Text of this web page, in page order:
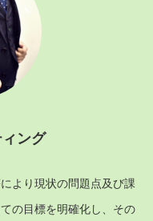
ング
より現状の問題点及び課
の目標を明確化し、その